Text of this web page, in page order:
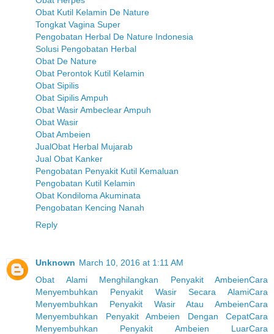
Obat Kutil Kelamin De Nature
Tongkat Vagina Super
Pengobatan Herbal De Nature Indonesia
Solusi Pengobatan Herbal
Obat De Nature
Obat Perontok Kutil Kelamin
Obat Sipilis
Obat Sipilis Ampuh
Obat Wasir Ambeclear Ampuh
Obat Wasir
Obat Ambeien
JualObat Herbal Mujarab
Jual Obat Kanker
Pengobatan Penyakit Kutil Kemaluan
Pengobatan Kutil Kelamin
Obat Kondiloma Akuminata
Pengobatan Kencing Nanah
Reply
Unknown March 10, 2016 at 1:11 AM
Obat Alami Menghilangkan Penyakit AmbeienCara
Menyembuhkan Penyakit Wasir Secara AlamiCara
Menyembuhkan Penyakit Wasir Atau AmbeienCara
Menyembuhkan Penyakit Ambeien Dengan CepatCara
Menyembuhkan Penyakit Ambeien LuarCara